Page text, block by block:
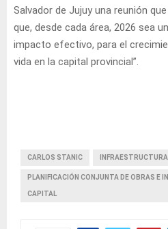
Salvador de Jujuy una reunión
que, desde cada área, 2026 sea
impacto efectivo, para el
vida en la capital provincial”.
CARLOS STANIC INFRAESTRUCTURA
PLANIFICACIÓN CONJUNTA DE OBRAS E
CAPITAL